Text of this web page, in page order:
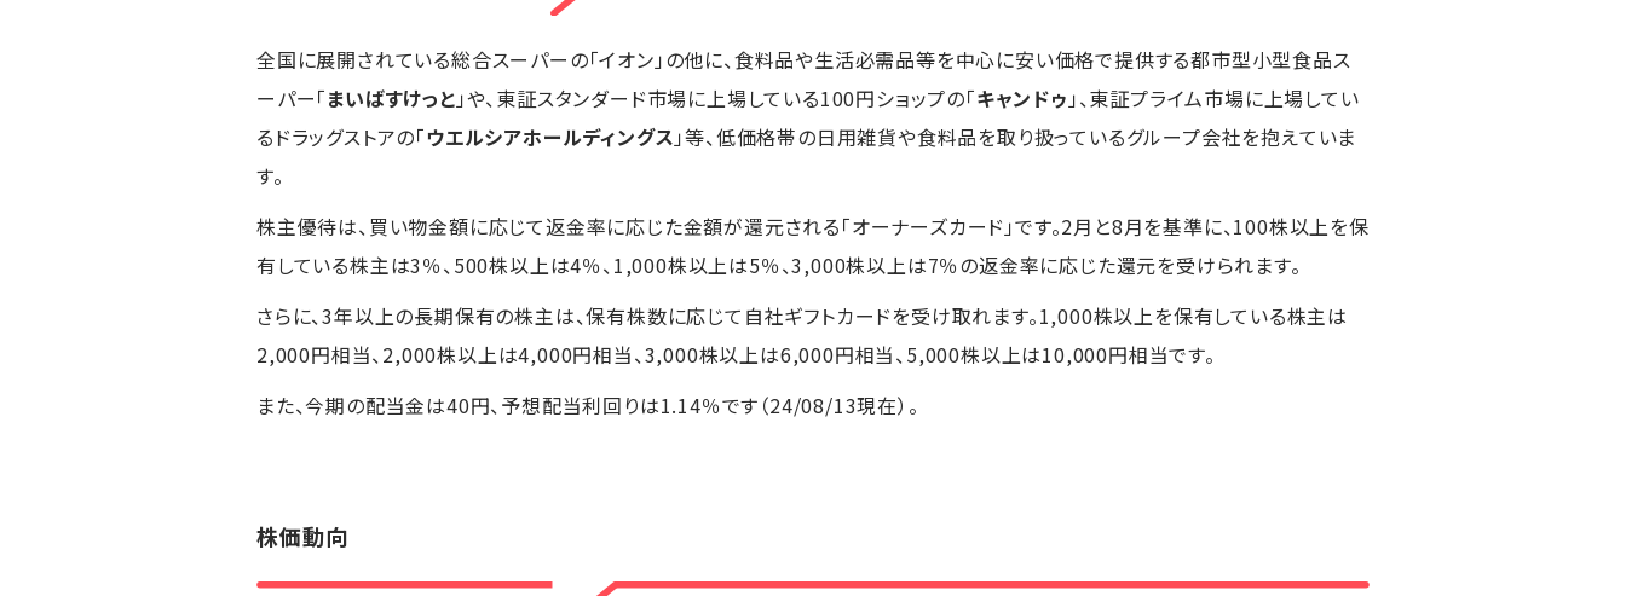
全国に展開されている総合スーパーの「イオン」の他に、食料品や生活必需品等を中心に安い価格で提供する都市型小型食品ス
ーパー「まいばすけっと 」や、東証スタンダード市場に上場している100円ショップの「キャンドゥ 」、東証プライム市場に上場してい
るドラッグストアの「ウエルシアホールディングス 」等、低価格帯の日用雑貨や食料品を取り扱っているグループ会社を抱えていま
す。
株主優待は、買い物金額に応じて返金率に応じた金額が還元される「オーナーズカード」です。2月と8月を基準に、100株以上を保
有している株主は3％、500株以上は4％、1,000株以上は5％、3,000株以上は7％の返金率に応じた還元を受けられます。
さらに、3年以上の長期保有の株主は、保有株数に応じて自社ギフトカードを受け取れます。1,000株以上を保有している株主は
2,000円相当、2,000株以上は4,000円相当、3,000株以上は6,000円相当、5,000株以上は10,000円相当です。
また、今期の配当金は40円、予想配当利回りは1.14％です（24/08/13現在）。
株価動向